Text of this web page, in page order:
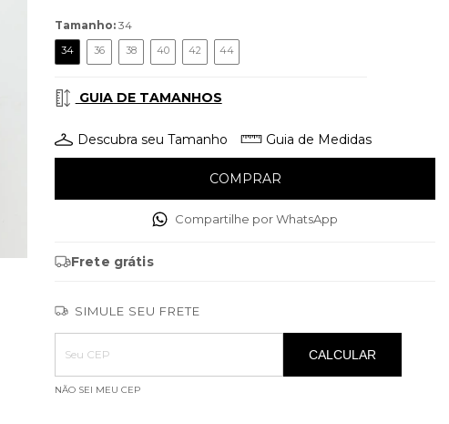
Tamanho: 34
34 36 38 40 42 44
GUIA DE TAMANHOS
Descubra seu Tamanho Guia de Medidas
Compartilhe por WhatsApp
Frete grátis
SIMULE SEU FRETE
Entregas para o CEP:
ALTERAR CEP
CALCULAR
NÃO SEI MEU CEP